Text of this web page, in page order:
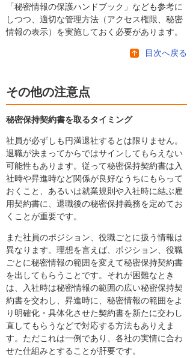
「秘密情報の保護ハンドブック」なども参考に
しつつ、適切な管理方法（アクセス権限、秘密
情報の表示）を実施しておく必要があります。
目次へ戻る
その他の注意点
秘密保持契約書を取るタイミング
社員が必ずしも円満退社するとは限りません。
退職が決まってからではサインしてもらえない
可能性もあります。従って秘密保持契約書は入
社時や昇進時など関係が良好なうちにもらって
おくこと、あるいは就業規則や入社時に結ぶ雇
用契約書に、退職後の秘密保持義務を定めてお
くことが重要です。
また社員のポジション、役職ごとに扱う情報は
異なります。理想を言えば、ポジション、役職
ごとに秘密情報の範囲を変えて秘密保持契約書
を出してもらうことです。それが困難なとき
は、入社時は秘密情報の範囲の広い秘密保持契
約書を交わし、昇進時に、秘密情報の範囲をよ
り明確化・具体化させた契約書を新たに交わし
直してもらうなどで対応する方法もありえま
す。ただこれは一例であり、各社の実情に合わ
せた仕組みとすることが肝要です。